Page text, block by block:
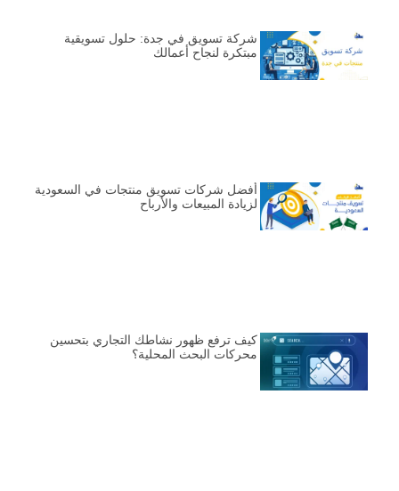
شركة تسويق في جدة: حلول تسويقية
مبتكرة لنجاح أعمالك
أفضل شركات تسويق منتجات في السعودية
لزيادة المبيعات والأرباح
كيف ترفع ظهور نشاطك التجاري بتحسين
محركات البحث المحلية؟